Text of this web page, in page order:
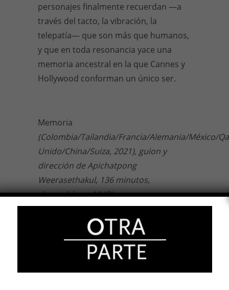
personajes finalmente recuerdan —a
través del tacto, la vibración, la
telepatía— que son más que humanos,
y que en toda resonancia yace una
memoria ancestral en la que Cannes y
Hollywood conforman un único ser.
Memoria
(Colombia/Tailandia/Francia/Alemania/México/
Unido/China/Suiza, 2021), guion y
dirección de Apichatpong
Weerasethakul, 136 minutos,
disponible en MUBI.
Facebook 0 Twitter
0 Email 0
18 AGO, 2022